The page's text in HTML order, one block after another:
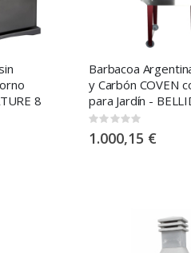
8
Barbacoa
y Carbón COVEN
para Jardín -
Rating:
0%
1.000,15 €